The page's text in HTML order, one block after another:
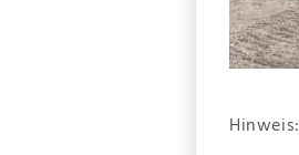
Hinweis: